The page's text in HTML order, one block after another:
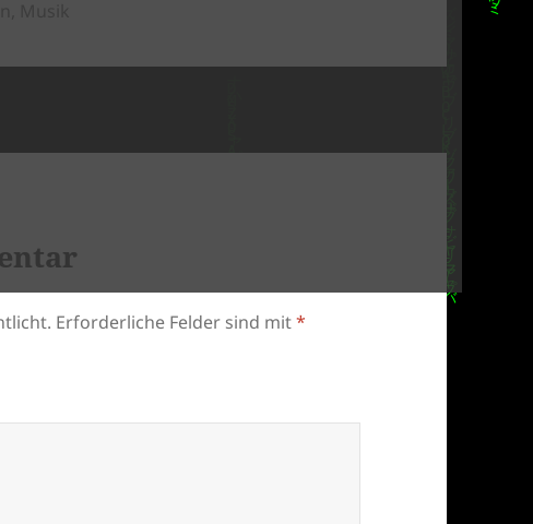
Erforderliche Felder sind mit*